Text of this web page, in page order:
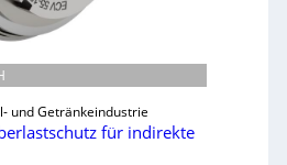
und Getränkeindustrie
für indirekte